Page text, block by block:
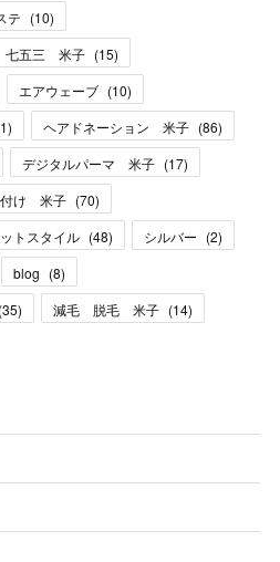
テ (10)
七五三 米子 (15)
エアウェーブ (10)
1) ヘアドネーション 米子 (86)
デジタルパーマ 米子 (17)
け 米子 (70)
トスタイル (48) シルバー (2)
blog (8)
(35) 減毛 脱毛 米子 (14)